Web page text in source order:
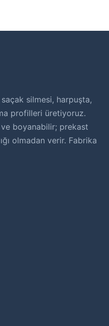
silmesi, harpuşta,
profilleri üretiyoruz.
ve boyanabilir; prekast
olmadan verir. Fabrika